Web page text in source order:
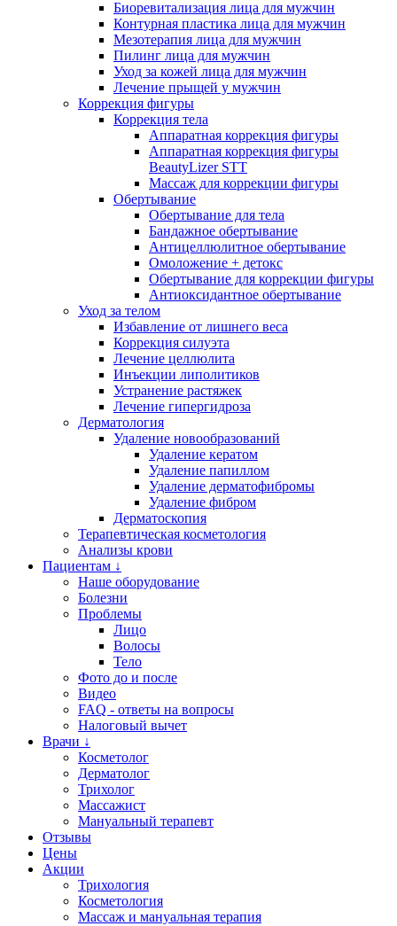
Биоревитализация лица для мужчин
Контурная пластика лица для мужчин
Мезотерапия лица для мужчин
Пилинг лица для мужчин
Уход за кожей лица для мужчин
Лечение прыщей у мужчин
Коррекция фигуры
Коррекция тела
Аппаратная коррекция фигуры
Аппаратная коррекция фигуры
BeautyLizer STT
Массаж для коррекции фигуры
Обертывание
Обертывание для тела
Бандажное обертывание
Антицеллюлитное обертывание
Омоложение + детокс
Обертывание для коррекции фигуры
Антиоксидантное обертывание
Уход за телом
Избавление от лишнего веса
Коррекция силуэта
Лечение целлюлита
Инъекции липолитиков
Устранение растяжек
Лечение гипергидроза
Дерматология
Удаление новообразований
Удаление кератом
Удаление папиллом
Удаление дерматофибромы
Удаление фибром
Дерматоскопия
Терапевтическая косметология
Анализы крови
Пациентам ↓
Наше оборудование
Болезни
Проблемы
Лицо
Волосы
Тело
Фото до и после
Видео
FAQ - ответы на вопросы
Налоговый вычет
Врачи ↓
Косметолог
Дерматолог
Трихолог
Массажист
Мануальный терапевт
Отзывы
Цены
Акции
Трихология
Косметология
Массаж и мануальная терапия